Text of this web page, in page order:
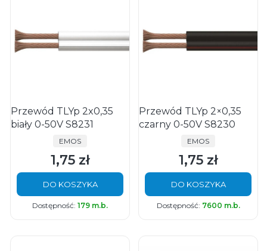
Przewód TLYp 2x0,35
biały 0-50V S8231
PRODUCENT
EMOS
Cena
1,75 zł
DO KOSZYKA
Dostępność: 179 m.b.
Przewód TLYp 2×0,35
czarny 0-50V S8230
PRODUCENT
EMOS
Cena
1,75 zł
DO KOSZYKA
Dostępność: 7600 m.b.